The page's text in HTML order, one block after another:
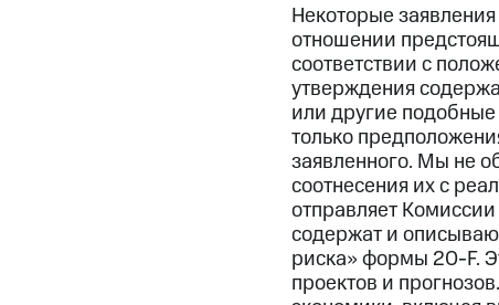
Некоторые
отношении
соответствии с
утверждения
или другие
только
заявленного. Мы не
соотнесения их с
отправляет
содержат и
риска» формы 20-F.
проектов и